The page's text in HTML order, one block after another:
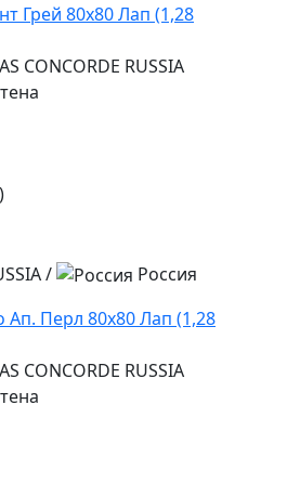
Грей 80х80 Лап (1,28
CONCORDE RUSSIA
)
/
Россия
Перл 80х80 Лап (1,28
CONCORDE RUSSIA